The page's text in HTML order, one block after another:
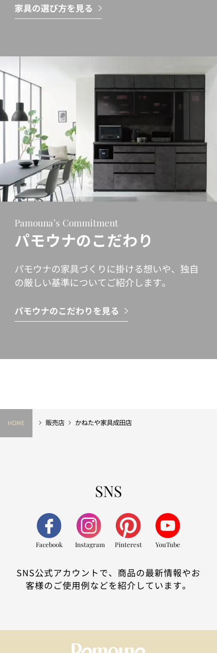
家具の選び方を見る
Pamouna’s Commitment
パモウナのこだわり
パモウナの家具づくりに掛ける想いや、独自
の厳しい基準についてご紹介します。
パモウナのこだわりを見る
HOME 販売店 かねたや家具成田店
SNS
Facebook Instagram Pinterest YouTube
SNS公式アカウントで、商品の最新情報やお
客様のご使用例などを紹介しています。